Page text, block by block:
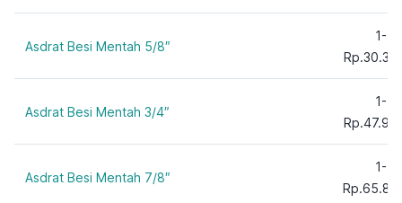
Asdrat Besi Mentah 5/8″
1-5
Asdrat Besi Mentah 3/4″
1-5
Asdrat Besi Mentah 7/8″
1-5